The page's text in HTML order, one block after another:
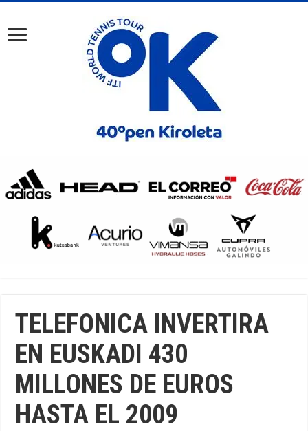
TELEFONICA INVERTIRA
EN EUSKADI 430
MILLONES DE EUROS
HASTA EL 2009